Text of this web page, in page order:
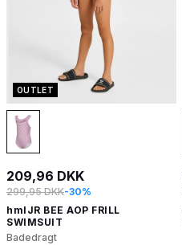
OUTLET
209,96 DKK
299,95 DKK-30%
hmlJR BEE AOP FRILL
SWIMSUIT
Badedragt